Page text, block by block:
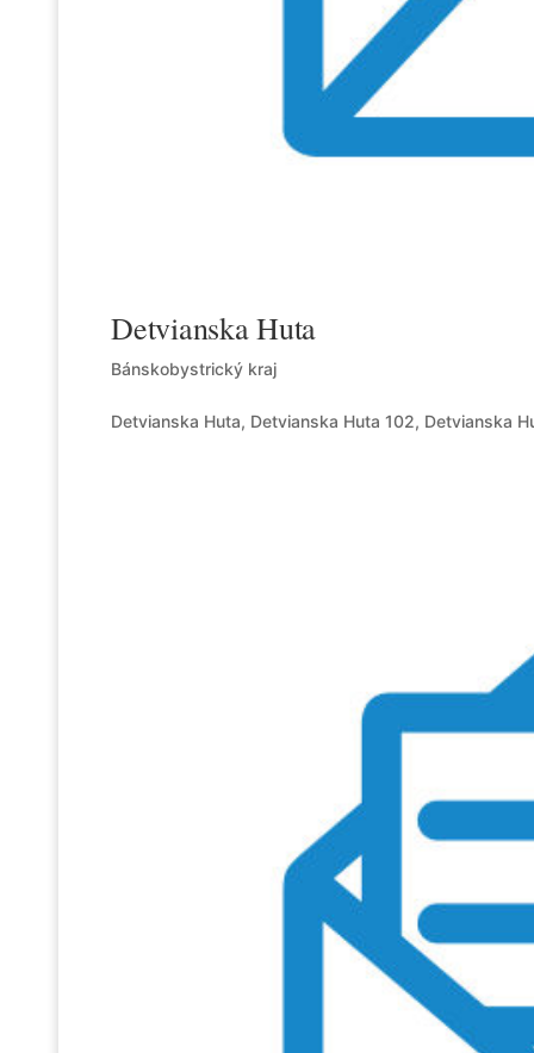
Detvianska Huta
Bánskobystrický kraj
Detvianska Huta, Detvianska Huta 102, Detvianska